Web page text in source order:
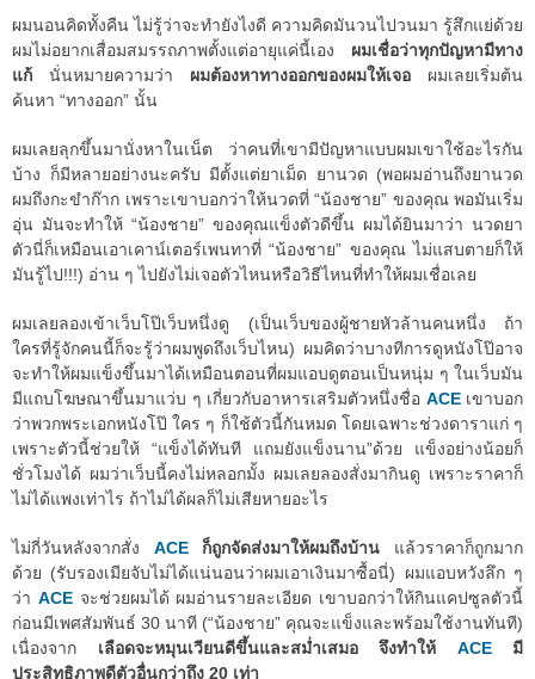
ผมนอนคิดทั้งคืน ไม่รู้ว่าจะทำยังไงดี ความคิดมันวนไปวนมา รู้สึกแย่ด้วย
ผมไม่อยากเสื่อมสมรรถภาพตั้งแต่อายุแค่นี้เอง ผมเชื่อว่าทุกปัญหามีทาง
แก้ นั่นหมายความว่า ผมต้องหาทางออกของผมให้เจอ ผมเลยเริ่มต้น
ค้นหา “ทางออก” นั้น
ผมเลยลุกขึ้นมานั่งหาในเน็ต ว่าคนที่เขามีปัญหาแบบผมเขาใช้อะไรกัน
บ้าง ก็มีหลายอย่างนะครับ มีตั้งแต่ยาเม็ด ยานวด (พอผมอ่านถึงยานวด
ผมถึงกะขำก๊าก เพราะเขาบอกว่าให้นวดที่ “น้องชาย” ของคุณ พอมันเริ่ม
อุ่น มันจะทำให้ “น้องชาย” ของคุณแข็งตัวดีขึ้น ผมได้ยินมาว่า นวดยา
ตัวนี่ก็เหมือนเอาเคาน์เตอร์เพนทาที่ “น้องชาย” ของคุณ ไม่แสบตายก็ให้
มันรู้ไป!!!) อ่าน ๆ ไปยังไม่เจอตัวไหนหรือวิธีไหนที่ทำให้ผมเชื่อเลย
ผมเลยลองเข้าเว็บโป๊เว็บหนึ่งดู (เป็นเว็บของผู้ชายหัวล้านคนหนึ่ง ถ้า
ใครที่รู้จักคนนี้ก็จะรู้ว่าผมพูดถึงเว็บไหน) ผมคิดว่าบางทีการดูหนังโป๊อาจ
จะทำให้ผมแข็งขึ้นมาได้เหมือนตอนที่ผมแอบดูตอนเป็นหนุ่ม ๆ ในเว็บมัน
มีแถบโฆษณาขึ้นมาแว่บ ๆ เกี่ยวกับอาหารเสริมตัวหนึ่งชื่อ ACEเขาบอก
ว่าพวกพระเอกหนังโป๊ ใคร ๆ ก็ใช้ตัวนี้กันหมด โดยเฉพาะช่วงดาราแก่ ๆ
เพราะตัวนี้ช่วยให้ “แข็งได้ทันที แถมยังแข็งนาน”ด้วย แข็งอย่างน้อยก็
ชั่วโมงได้ ผมว่าเว็บนี้คงไม่หลอกมั้ง ผมเลยลองสั่งมากินดู เพราะราคาก็
ไม่ได้แพงเท่าไร ถ้าไม่ได้ผลก็ไม่เสียหายอะไร
ไม่กี่วันหลังจากสั่ง ACE ก็ถูกจัดส่งมาให้ผมถึงบ้าน แล้วราคาก็ถูกมาก
ด้วย (รับรองเมียจับไม่ได้แน่นอนว่าผมเอาเงินมาซื้อนี่) ผมแอบหวังลึก ๆ
ว่า ACEจะช่วยผมได้ ผมอ่านรายละเอียด เขาบอกว่าให้กินแคปซูลตัวนี้
ก่อนมีเพศสัมพันธ์ 30 นาที (“น้องชาย” คุณจะแข็งและพร้อมใช้งานทันที)
เนื่องจาก เลือดจะหมุนเวียนดีขึ้นและสม่ำเสมอ จึงทำให้ ACEมี
ประสิทธิภาพดีตัวอื่นกว่าถึง 20 เท่า